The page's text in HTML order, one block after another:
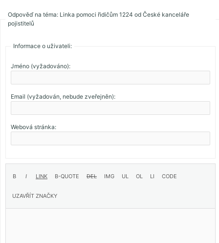
Odpověď na téma: Linka pomoci řidičům 1224 od České kanceláře
pojistitelů
Informace o uživateli:
Jméno (vyžadováno):
Email (vyžadován, nebude zveřejněn):
Webová stránka: